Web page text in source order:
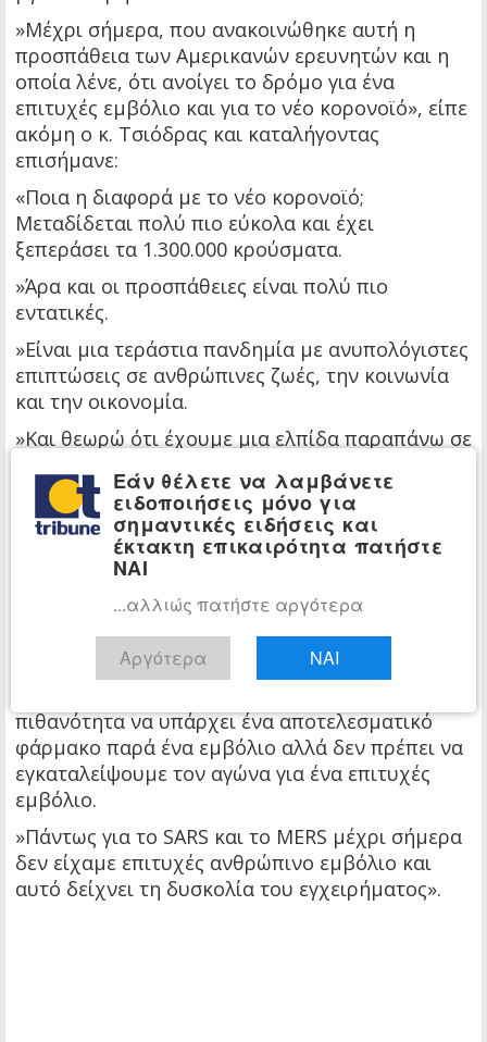
»Μέχρι σήμερα, που ανακοινώθηκε αυτή η
προσπάθεια των Αμερικανών ερευνητών και η
οποία λένε, ότι ανοίγει το δρόμο για ένα
επιτυχές εμβόλιο και για το νέο κορονοϊό», είπε
ακόμη ο κ. Τσιόδρας και καταλήγοντας
επισήμανε:
«Ποια η διαφορά με το νέο κορονοϊό;
Μεταδίδεται πολύ πιο εύκολα και έχει
ξεπεράσει τα 1.300.000 κρούσματα.
»Άρα και οι προσπάθειες είναι πολύ πιο
εντατικές.
»Είναι μια τεράστια πανδημία με ανυπολόγιστες
επιπτώσεις σε ανθρώπινες ζωές, την κοινωνία
και την οικονομία.
»Και θεωρώ ότι έχουμε μια ελπίδα παραπάνω σε
βρεθεί κάτι καλό και ήδη σήμερα ακούσαμε μια
ευχάριστη είδηση. Άρα να μην χάσουμε την
αισιοδοξία μας.
»Σίγουρα θα αργήσει να γίνει εμπορικά
διαθέσιμο ή ευρέως διαθέσιμο για αυτό και οι
περισσότερες χώρες προγραμματίζουν αυτή τη
στιγμή χωρίς να είναι διαθέσιμο ένα εμβόλιμο.
πιθανότητα να υπάρχει ένα αποτελεσματικό
φάρμακο παρά ένα εμβόλιο αλλά δεν πρέπει να
εγκαταλείψουμε τον αγώνα για ένα επιτυχές
εμβόλιο.
»Πάντως για το SARS και το MERS μέχρι σήμερα
δεν είχαμε επιτυχές ανθρώπινο εμβόλιο και
αυτό δείχνει τη δυσκολία του εγχειρήματος».
Εάν θέλετε να λαμβάνετε
ειδοποιήσεις μόνο για
σημαντικές ειδήσεις και
έκτακτη επικαιρότητα πατήστε
ΝΑΙ
...αλλιώς πατήστε αργότερα
Αργότερα ΝΑΙ